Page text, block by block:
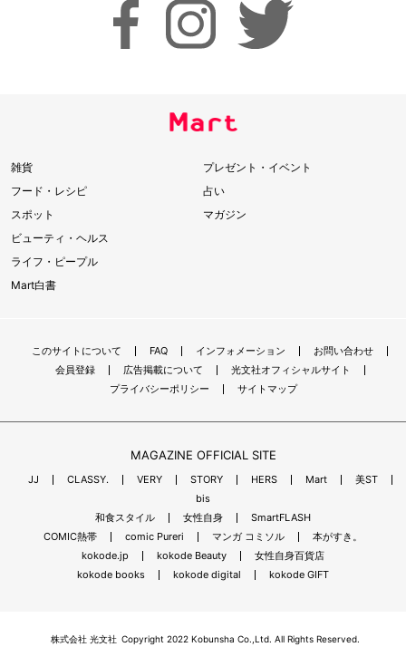
雑貨
フード・レシピ
スポット
ビューティ・ヘルス
ライフ・ピープル
Mart白書
プレゼント・イベント
占い
マガジン
このサイトについて FAQ インフォメーション
お問い合わせ
会員登録
広告掲載について
光文社オフィシャルサイト
プライバシーポリシー
サイトマップ
MAGAZINE OFFICIAL SITE
JJ CLASSY. VERY STORY HERS Mart
美ST
bis
和食スタイル
女性自身
SmartFLASH
COMIC熱帯
comic Pureri マンガ コミソル
本がすき。
kokode.jp
kokode Beauty
女性自身百貨店
kokode books
kokode digital kokode GIFT
株式会社 光文社 Copyright 2022 Kobunsha Co.,Ltd. All Rights Reserved.